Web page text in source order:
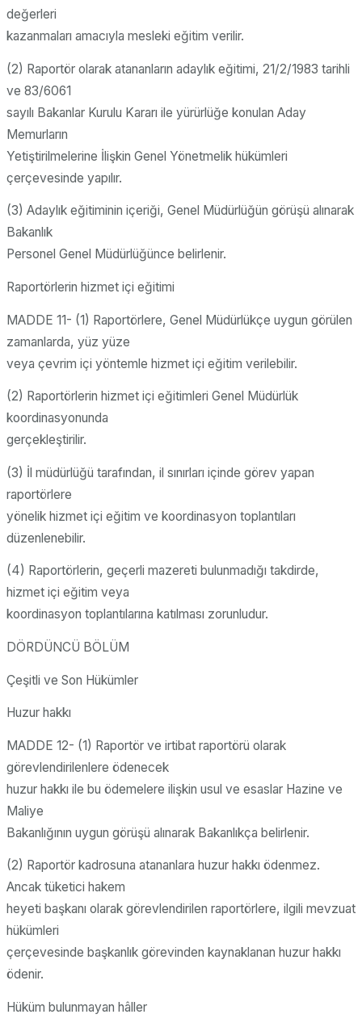
değerleri
kazanmaları amacıyla mesleki eğitim verilir.
(2) Raportör olarak atananların adaylık eğitimi, 21/2/1983 tarihli
ve 83/6061
sayılı Bakanlar Kurulu Kararı ile yürürlüğe konulan Aday
Memurların
Yetiştirilmelerine İlişkin Genel Yönetmelik hükümleri
çerçevesinde yapılır.
(3) Adaylık eğitiminin içeriği, Genel Müdürlüğün görüşü alınarak
Bakanlık
Personel Genel Müdürlüğünce belirlenir.
Raportörlerin hizmet içi eğitimi
MADDE 11- (1) Raportörlere, Genel Müdürlükçe uygun görülen
zamanlarda, yüz yüze
veya çevrim içi yöntemle hizmet içi eğitim verilebilir.
(2) Raportörlerin hizmet içi eğitimleri Genel Müdürlük
koordinasyonunda
gerçekleştirilir.
(3) İl müdürlüğü tarafından, il sınırları içinde görev yapan
raportörlere
yönelik hizmet içi eğitim ve koordinasyon toplantıları
düzenlenebilir.
(4) Raportörlerin, geçerli mazereti bulunmadığı takdirde,
hizmet içi eğitim veya
koordinasyon toplantılarına katılması zorunludur.
DÖRDÜNCÜ BÖLÜM
Çeşitli ve Son Hükümler
Huzur hakkı
MADDE 12- (1) Raportör ve irtibat raportörü olarak
görevlendirilenlere ödenecek
huzur hakkı ile bu ödemelere ilişkin usul ve esaslar Hazine ve
Maliye
Bakanlığının uygun görüşü alınarak Bakanlıkça belirlenir.
(2) Raportör kadrosuna atananlara huzur hakkı ödenmez.
Ancak tüketici hakem
heyeti başkanı olarak görevlendirilen raportörlere, ilgili mevzuat
hükümleri
çerçevesinde başkanlık görevinden kaynaklanan huzur hakkı
ödenir.
Hüküm bulunmayan hâller